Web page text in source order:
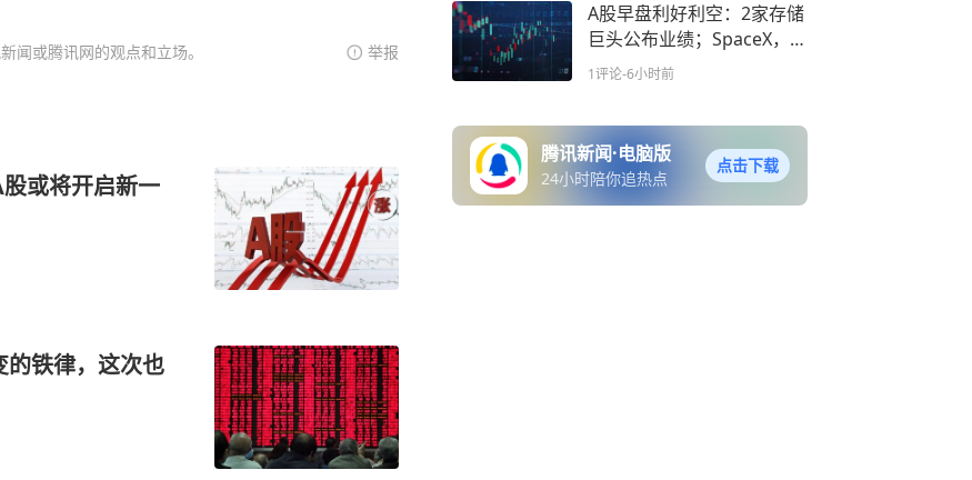
闻或腾讯网的观点和立场。 举报
或将开启新一
的铁律，这次也
A股早盘利好利空：2家存储
巨头公布业绩；SpaceX，市
值蒸发1.5万亿元
1评论-6小时前
腾讯新闻·电脑版
24小时陪你追热点
点击下载